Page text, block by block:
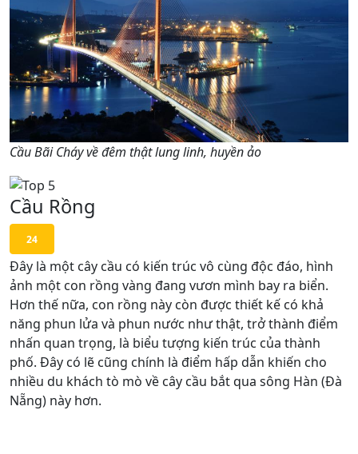
Cầu Bãi Cháy về đêm thật lung linh, huyền ảo
Cầu Rồng
24
Đây là một cây cầu có kiến trúc vô cùng độc đáo, hình
ảnh một con rồng vàng đang vươn mình bay ra biển.
Hơn thế nữa, con rồng này còn được thiết kế có khả
năng phun lửa và phun nước như thật, trở thành điểm
nhấn quan trọng, là biểu tượng kiến trúc của thành
phố. Đây có lẽ cũng chính là điểm hấp dẫn khiến cho
nhiều du khách tò mò về cây cầu bắt qua sông Hàn (Đà
Nẵng) này hơn.